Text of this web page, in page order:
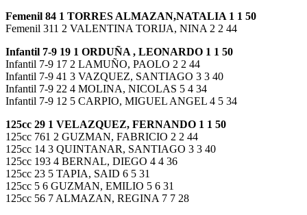
Femenil 84 1 TORRES ALMAZAN,NATALIA 1 1 50
Femenil 311 2 VALENTINA TORIJA, NINA 2 2 44
Infantil 7-9 19 1 ORDUÑA , LEONARDO 1 1 50
Infantil 7-9 17 2 LAMUÑO, PAOLO 2 2 44
Infantil 7-9 41 3 VAZQUEZ, SANTIAGO 3 3 40
Infantil 7-9 22 4 MOLINA, NICOLAS 5 4 34
Infantil 7-9 12 5 CARPIO, MIGUEL ANGEL 4 5 34
125cc 29 1 VELAZQUEZ, FERNANDO 1 1 50
125cc 761 2 GUZMAN, FABRICIO 2 2 44
125cc 14 3 QUINTANAR, SANTIAGO 3 3 40
125cc 193 4 BERNAL, DIEGO 4 4 36
125cc 23 5 TAPIA, SAID 6 5 31
125cc 5 6 GUZMAN, EMILIO 5 6 31
125cc 56 7 ALMAZAN, REGINA 7 7 28